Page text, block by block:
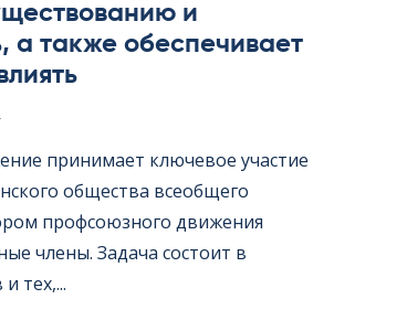
и
а также обеспечивает
принимает ключевое участие
общества всеобщего
профсоюзного движения
члены. Задача состоит в
тех,...